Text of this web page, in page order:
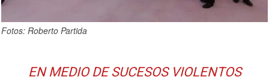
Fotos: Roberto Partida
EN MEDIO DE SUCESOS VIOLENTOS